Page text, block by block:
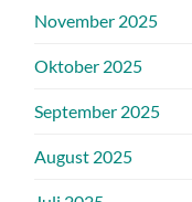
November 2025
Oktober 2025
September 2025
August 2025